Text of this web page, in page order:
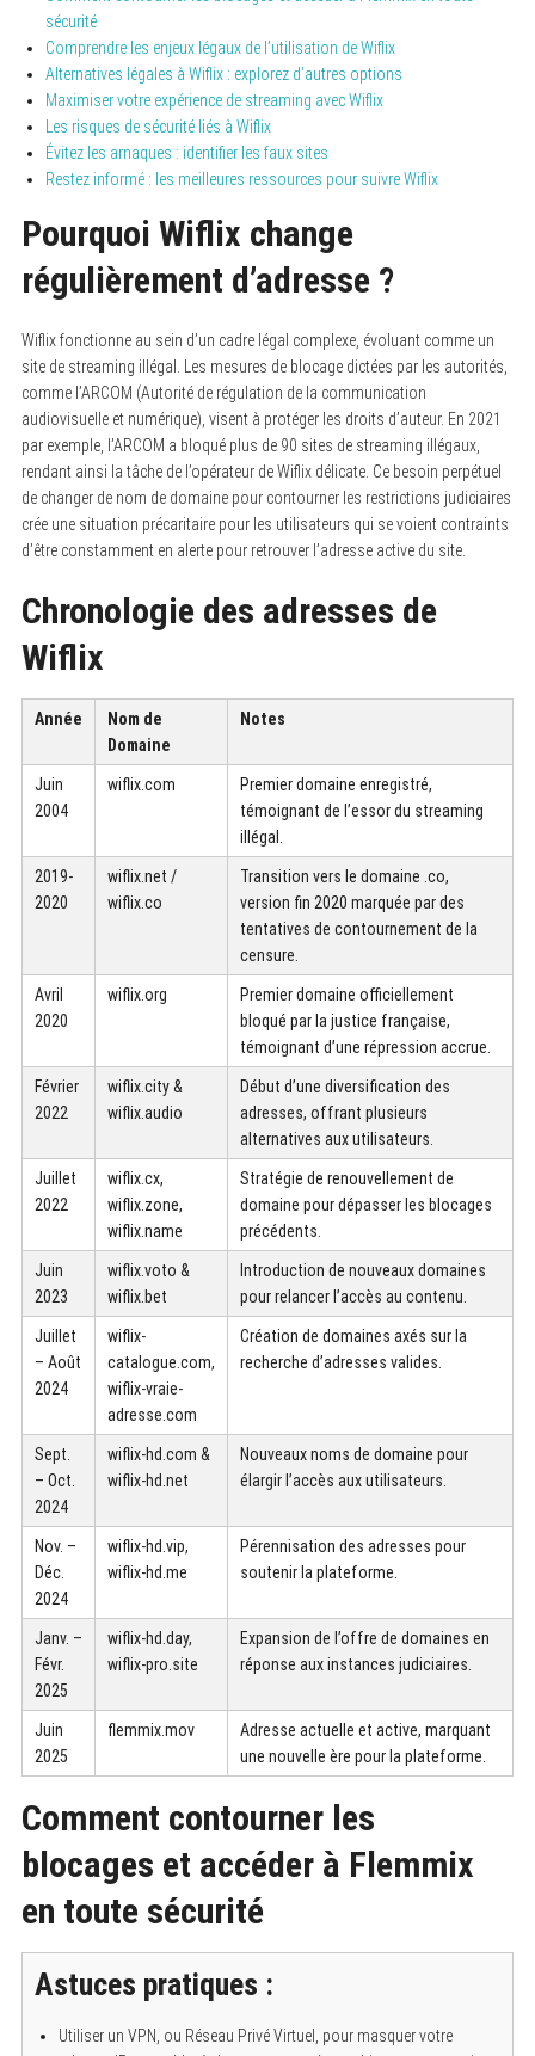
sécurité
Comprendre les enjeux légaux de l’utilisation de Wiflix
Alternatives légales à Wiflix : explorez d’autres options
Maximiser votre expérience de streaming avec Wiflix
Les risques de sécurité liés à Wiflix
Évitez les arnaques : identifier les faux sites
Restez informé : les meilleures ressources pour suivre Wiflix
Pourquoi Wiflix change
régulièrement d’adresse ?
Wiflix fonctionne au sein d’un cadre légal complexe, évoluant comme un
site de streaming illégal. Les mesures de blocage dictées par les autorités,
comme l’ARCOM (Autorité de régulation de la communication
audiovisuelle et numérique), visent à protéger les droits d’auteur. En 2021
par exemple, l’ARCOM a bloqué plus de 90 sites de streaming illégaux,
rendant ainsi la tâche de l’opérateur de Wiflix délicate. Ce besoin perpétuel
de changer de nom de domaine pour contourner les restrictions judiciaires
crée une situation précaritaire pour les utilisateurs qui se voient contraints
d’être constamment en alerte pour retrouver l’adresse active du site.
Chronologie des adresses de
Wiflix
Année
Nom de
Domaine
Notes
Juin
2004
wiflix.com
Premier domaine enregistré,
témoignant de l’essor du streaming
illégal.
2019-
2020
wiflix.net /
wiflix.co
Transition vers le domaine .co,
version fin 2020 marquée par des
tentatives de contournement de la
censure.
Avril
2020
wiflix.org
Premier domaine officiellement
bloqué par la justice française,
témoignant d’une répression accrue.
Février
2022
wiflix.city &
wiflix.audio
Début d’une diversification des
adresses, offrant plusieurs
alternatives aux utilisateurs.
Juillet
2022
wiflix.cx,
wiflix.zone,
wiflix.name
Stratégie de renouvellement de
domaine pour dépasser les blocages
précédents.
Juin
2023
wiflix.voto &
wiflix.bet
Introduction de nouveaux domaines
pour relancer l’accès au contenu.
Juillet
– Août
2024
wiflix-
catalogue.com,
wiflix-vraie-
adresse.com
Création de domaines axés sur la
recherche d’adresses valides.
Sept.
– Oct.
2024
wiflix-hd.com &
wiflix-hd.net
Nouveaux noms de domaine pour
élargir l’accès aux utilisateurs.
Nov. –
Déc.
2024
wiflix-hd.vip,
wiflix-hd.me
Pérennisation des adresses pour
soutenir la plateforme.
Janv. –
Févr.
2025
wiflix-hd.day,
wiflix-pro.site
Expansion de l’offre de domaines en
réponse aux instances judiciaires.
Juin
2025
flemmix.mov
Adresse actuelle et active, marquant
une nouvelle ère pour la plateforme.
Comment contourner les
blocages et accéder à Flemmix
en toute sécurité
Astuces pratiques :
Utiliser un VPN, ou Réseau Privé Virtuel, pour masquer votre